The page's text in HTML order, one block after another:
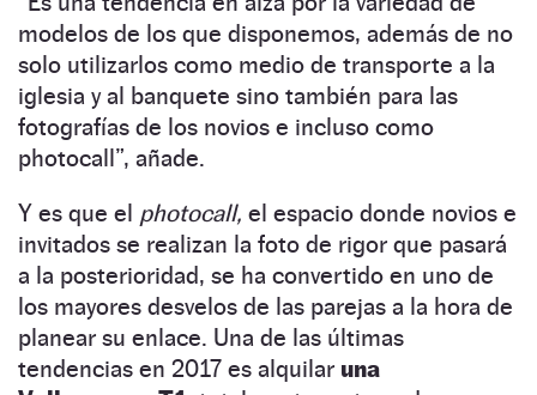
modelos de los que disponemos, además de no
solo utilizarlos como medio de transporte a la
iglesia y al banquete sino también para las
fotografías de los novios e incluso como
photocall”, añade.
Y es que el photocall, el espacio donde novios e
invitados se realizan la foto de rigor que pasará
a la posterioridad, se ha convertido en uno de
los mayores desvelos de las parejas a la hora de
planear su enlace. Una de las últimas
tendencias en 2017 es alquilar una